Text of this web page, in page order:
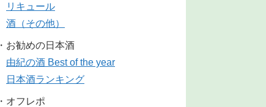
リキュール
酒（その他）
・お勧めの日本酒
由紀の酒 Best of the year
日本酒ランキング
・オフレポ